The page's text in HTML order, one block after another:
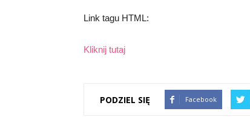
Link tagu HTML:
Kliknij tutaj
PODZIEL SIĘ Facebook